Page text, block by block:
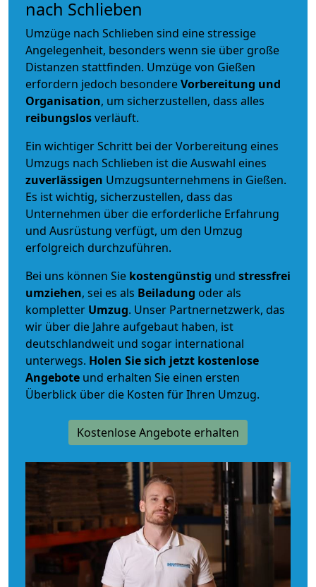
nach Schlieben
Umzüge nach Schlieben sind eine stressige
Angelegenheit, besonders wenn sie über große
Distanzen stattfinden. Umzüge von Gießen
erfordern jedoch besondereVorbereitung und
Organisation, um sicherzustellen, dass alles
reibungslosverläuft.
Ein wichtiger Schritt bei der Vorbereitung eines
Umzugs nach Schlieben ist die Auswahl eines
zuverlässigen Umzugsunternehmens in Gießen.
Es ist wichtig, sicherzustellen, dass das
Unternehmen über die erforderliche Erfahrung
und Ausrüstung verfügt, um den Umzug
erfolgreich durchzuführen.
Bei uns können Sie kostengünstig und stressfrei
umziehen, sei es als Beiladung oder als
kompletter Umzug. Unser Partnernetzwerk, das
wir über die Jahre aufgebaut haben, ist
deutschlandweit und sogar international
unterwegs. Holen Sie sich jetzt kostenlose
Angebote und erhalten Sie einen ersten
Überblick über die Kosten für Ihren Umzug.
Kostenlose Angebote erhalten